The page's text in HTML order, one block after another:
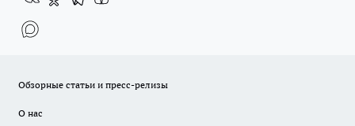
Обзорные статьи и пресс-релизы
О нас